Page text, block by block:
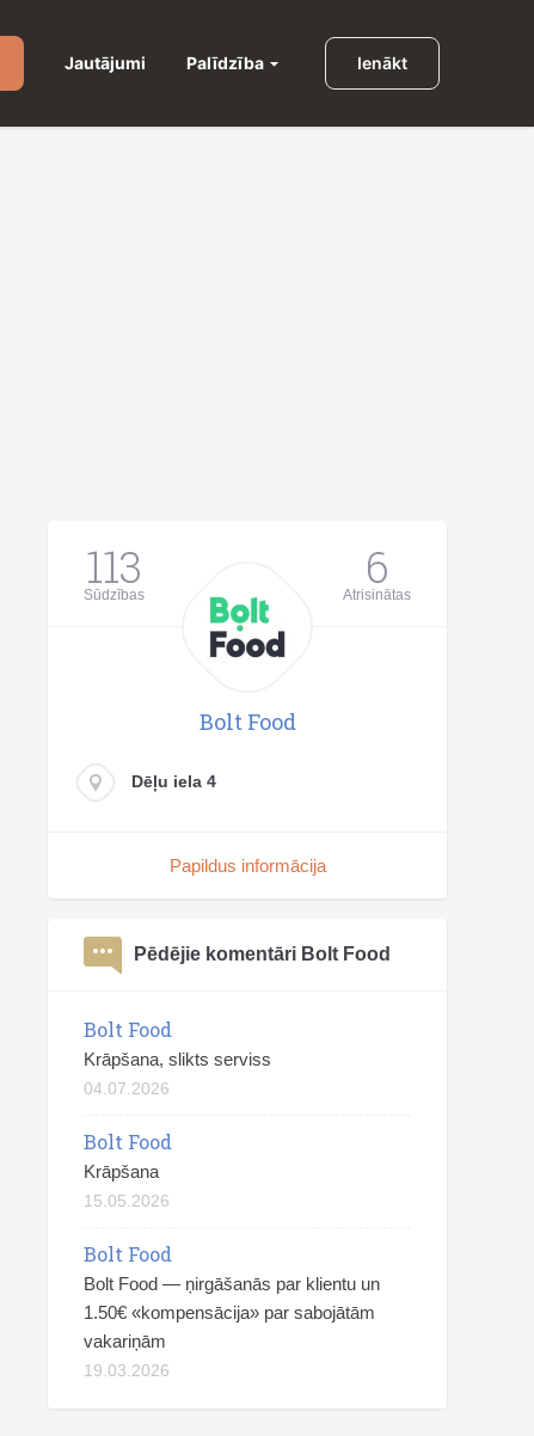
Jautājumi Palīdzība Ienākt
113
Sūdzības 6
Atrisinātas
Bolt Food
Dēļu iela 4
Papildus informācija
Pēdējie komentāri Bolt Food
Bolt Food
Krāpšana, slikts serviss
04.07.2026
Bolt Food
Krāpšana
15.05.2026
Bolt Food
Bolt Food — ņirgāšanās par klientu un
1.50€ «kompensācija» par sabojātām
vakariņām
19.03.2026